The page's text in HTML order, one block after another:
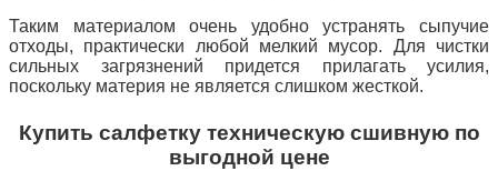
Таким материалом очень удобно устранять сыпучие
отходы, практически любой мелкий мусор. Для чистки
сильных загрязнений придется прилагать усилия,
поскольку материя не является слишком жесткой.
Купить салфетку техническую сшивную по
выгодной цене